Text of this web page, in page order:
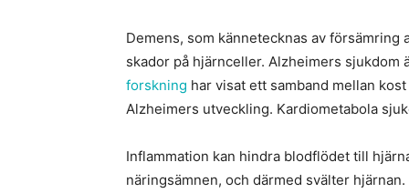
Demens, som kännetecknas av
skador på hjärnceller. Alzheimers
forskning har visat ett samband mellan
Alzheimers utveckling. Kardiometabola
Inflammation kan hindra blodflödet till
näringsämnen, och därmed svälter